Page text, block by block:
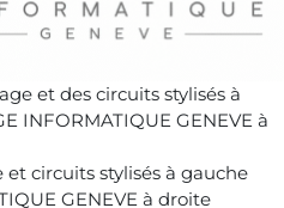
et des circuits stylisés à
INFORMATIQUE GENEVE à
circuits stylisés à gauche
GENEVE à droite